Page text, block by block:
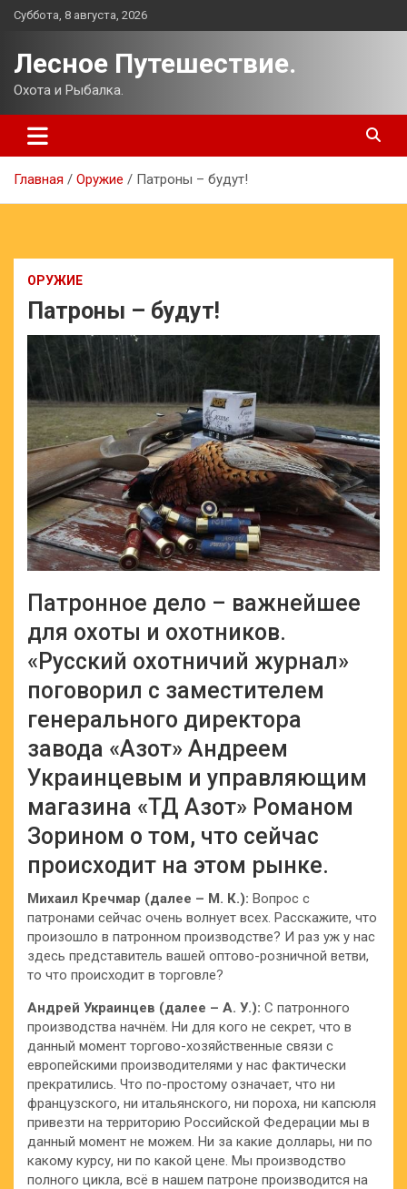
Перейти
Суббота, 8 августа, 2026
Лесное Путешествие.
Охота и Рыбалка.
Главная Оружие Патроны – будут!
ОРУЖИЕ
Патроны – будут!
Патронное дело – важнейшее
для охоты и охотников.
«Русский охотничий журнал»
поговорил с заместителем
генерального директора
завода «Азот» Андреем
Украинцевым и управляющим
магазина «ТД Азот» Романом
Зорином о том, что сейчас
происходит на этом рынке.
Михаил Кречмар (далее – М. К.): Вопрос с
патронами сейчас очень волнует всех. Расскажите, что
произошло в патронном производстве? И раз уж у нас
здесь представитель вашей оптово-розничной ветви,
то что происходит в торговле?
Андрей Украинцев (далее – А. У.): С патронного
производства начнём. Ни для кого не секрет, что в
данный момент торгово-хозяйственные связи с
европейскими производителями у нас фактически
прекратились. Что по-простому означает, что ни
французского, ни итальянского, ни пороха, ни капсюля
привезти на территорию Российской Федерации мы в
данный момент не можем. Ни за какие доллары, ни по
какому курсу, ни по какой цене. Мы производство
полного цикла, всё в нашем патроне производится на